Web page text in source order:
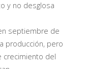
y no desglosa
septiembre de
producción, pero
crecimiento del